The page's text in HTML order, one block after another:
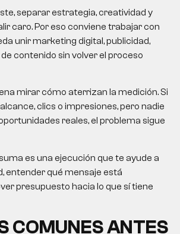
separar estrategia, creatividad y
caro. Por eso conviene trabajar con
unir marketing digital, publicidad,
contenido sin volver el proceso
mirar cómo aterrizan la medición. Si
clics o impresiones, pero nadie
reales, el problema sigue
es una ejecución que te ayude a
entender qué mensaje está
presupuesto hacia lo que sí tiene
COMUNES ANTES